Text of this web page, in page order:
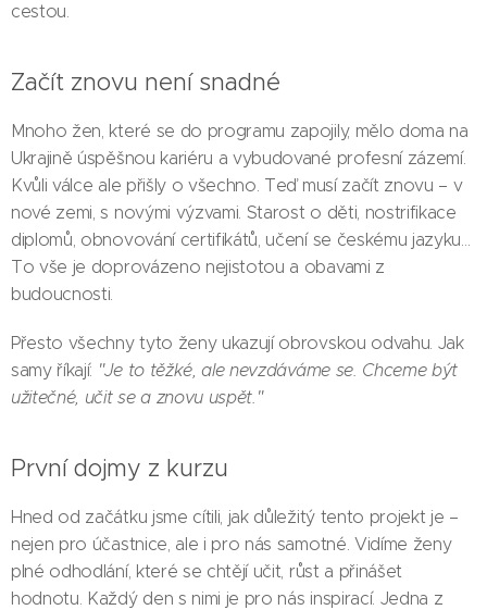
cestou.
Začít znovu není snadné
Mnoho žen, které se do programu zapojily, mělo doma na
Ukrajině úspěšnou kariéru a vybudované profesní zázemí.
Kvůli válce ale přišly o všechno. Teď musí začít znovu – v
nové zemi, s novými výzvami. Starost o děti, nostrifikace
diplomů, obnovování certifikátů, učení se českému jazyku…
To vše je doprovázeno nejistotou a obavami z
budoucnosti.
Přesto všechny tyto ženy ukazují obrovskou odvahu. Jak
samy říkají: "Je to těžké, ale nevzdáváme se. Chceme být
užitečné, učit se a znovu uspět."
První dojmy z kurzu
Hned od začátku jsme cítili, jak důležitý tento projekt je –
nejen pro účastnice, ale i pro nás samotné. Vidíme ženy
plné odhodlání, které se chtějí učit, růst a přinášet
hodnotu. Každý den s nimi je pro nás inspirací. Jedna z